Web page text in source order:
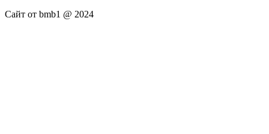
Сайт от bmb1 @ 2024